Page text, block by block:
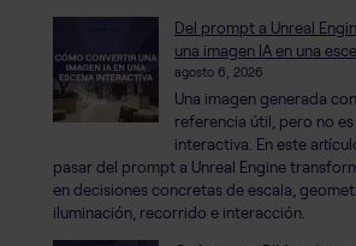
Del prompt a Unreal
una imagen IA en una
agosto 6, 2026
Una imagen generada
referencia útil, pero no
interactiva. En este
pasar del prompt a Unreal Engine
en decisiones concretas de escala,
iluminación, recorrido e interacción.